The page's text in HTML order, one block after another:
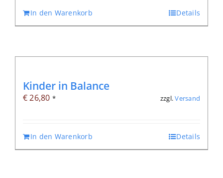
€ 51,20€ 25,00.
In den Warenkorb Details
Kinder in Balance
€26,80 * zzgl.Versand
In den Warenkorb Details